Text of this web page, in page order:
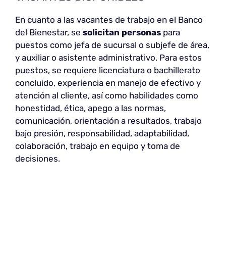
En cuanto a las vacantes de trabajo en el Banco
del Bienestar, se solicitan personas para
puestos como jefa de sucursal o subjefe de área,
y auxiliar o asistente administrativo. Para estos
puestos, se requiere licenciatura o bachillerato
concluido, experiencia en manejo de efectivo y
atención al cliente, así como habilidades como
honestidad, ética, apego a las normas,
comunicación, orientación a resultados, trabajo
bajo presión, responsabilidad, adaptabilidad,
colaboración, trabajo en equipo y toma de
decisiones.